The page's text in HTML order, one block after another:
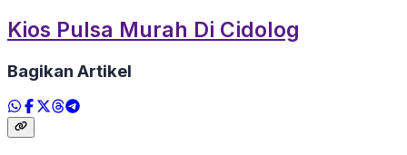
Kios Pulsa Murah Di Cidolog
Bagikan Artikel